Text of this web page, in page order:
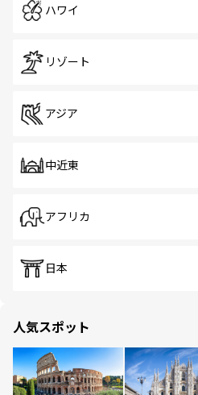
ハワイ
リゾート
アジア
中近東
アフリカ
日本
人気スポット